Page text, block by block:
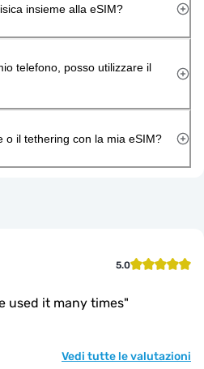
insieme alla eSIM?
telefono, posso utilizzare il
o il tethering con la mia eSIM?
5.0
used it many times"
Vedi tutte le valutazioni